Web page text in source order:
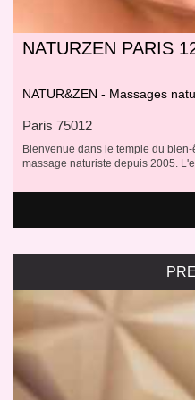
L'Harmonie
Massage
et Légalité
Le monde du bien-
NATURZEN PARIS
NATUR&ZEN - Massages
Paris 75012
Bienvenue dans le temple du
massage naturiste depuis 2005.